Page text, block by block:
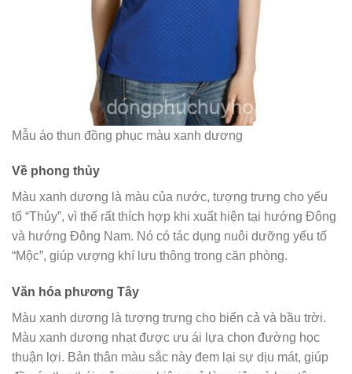
Mẫu áo thun đồng phục màu xanh dương
Về phong thủy
Màu xanh dương là màu của nước, tượng trưng cho yếu
tố “Thủy”, vì thế rất thích hợp khi xuất hiện tại hướng Đông
và hướng Đông Nam. Nó có tác dụng nuôi dưỡng yếu tố
“Mộc”, giúp vượng khí lưu thông trong căn phòng.
Văn hóa phương Tây
Màu xanh dương là tượng trưng cho biển cả và bầu trời.
Màu xanh dương nhạt được ưu ái lựa chọn đường học
thuận lợi. Bản thân màu sắc này đem lại sự dịu mát, giúp